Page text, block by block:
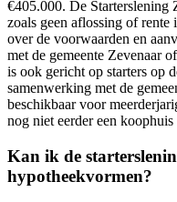
€405.000. De Starterslening
zoals geen aflossing of rente
over de voorwaarden en
met de gemeente Zevenaar
is ook gericht op starters op
samenwerking met de
beschikbaar voor
nog niet eerder een koophuis
Kan ik de
hypotheekvormen?